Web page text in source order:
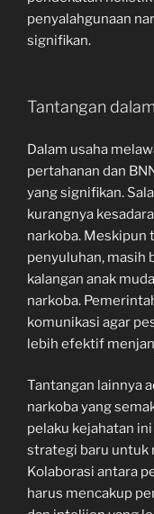
penyalahgunaan
signifikan.
Tantangan
Dalam usaha
pertahanan dan
yang signifikan.
kurangnya
narkoba. Meskipun
penyuluhan, masih
kalangan anak
narkoba.
komunikasi agar
lebih efektif
Tantangan lainnya
narkoba yang
pelaku kejahatan
strategi baru untuk
Kolaborasi antara
harus mencakup